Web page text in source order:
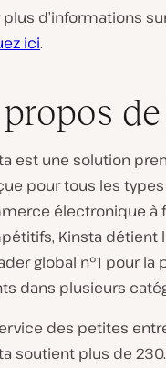
plus d’informations
ici.
est une solution
pour tous les
électronique à
Kinsta détient
global n°1 pour
dans plusieurs
des petites
soutient plus de